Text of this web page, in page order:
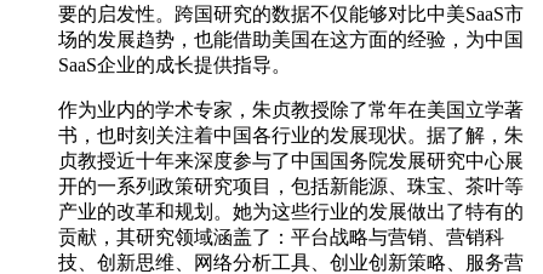
要的启发性。跨国研究的数据不仅能够对比中美SaaS市
场的发展趋势，也能借助美国在这方面的经验，为中国
SaaS企业的成长提供指导。
作为业内的学术专家，朱贞教授除了常年在美国立学著
书，也时刻关注着中国各行业的发展现状。据了解，朱
贞教授近十年来深度参与了中国国务院发展研究中心展
开的一系列政策研究项目，包括新能源、珠宝、茶叶等
产业的改革和规划。她为这些行业的发展做出了特有的
贡献，其研究领域涵盖了：平台战略与营销、营销科
技、创新思维、网络分析工具、创业创新策略、服务营